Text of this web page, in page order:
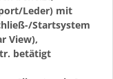
Leder) mit
Startsystem
View),
betätigt